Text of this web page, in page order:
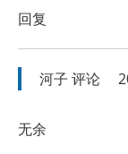
回复
河子 评论
无余